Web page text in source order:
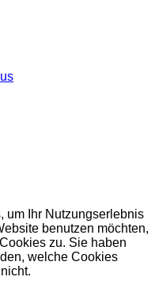
um Ihr Nutzungserlebnis
benutzen möchten,
zu. Sie haben
welche Cookies